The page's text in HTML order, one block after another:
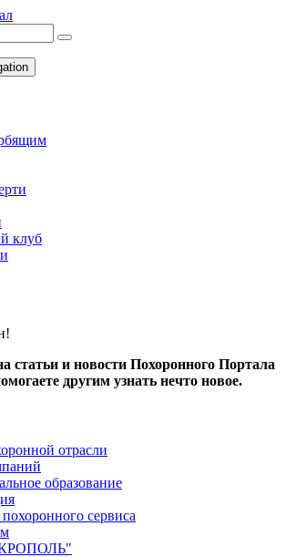
клуб
статьи и новости Похоронного Портала
другим узнать нечто новое.
отрасли
образование
сервиса